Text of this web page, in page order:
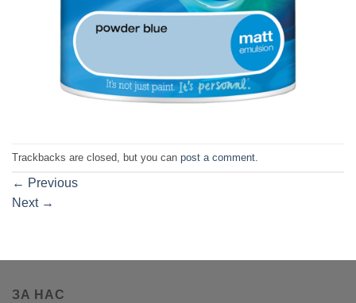
Trackbacks are closed, but you can post a comment
← Previous
Next →
ЗА НАС